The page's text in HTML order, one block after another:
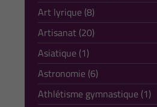
Art lyrique (8)
Artisanat (20)
Asiatique (1)
Astronomie (6)
Athlétisme gymnastique (1)